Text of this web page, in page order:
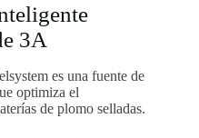
3A
es una fuente de
optimiza el
de plomo selladas.